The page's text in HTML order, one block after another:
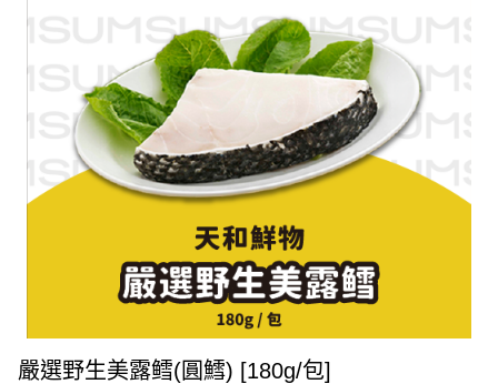
嚴選野生美露鳕(圓鱈) [180g/包]